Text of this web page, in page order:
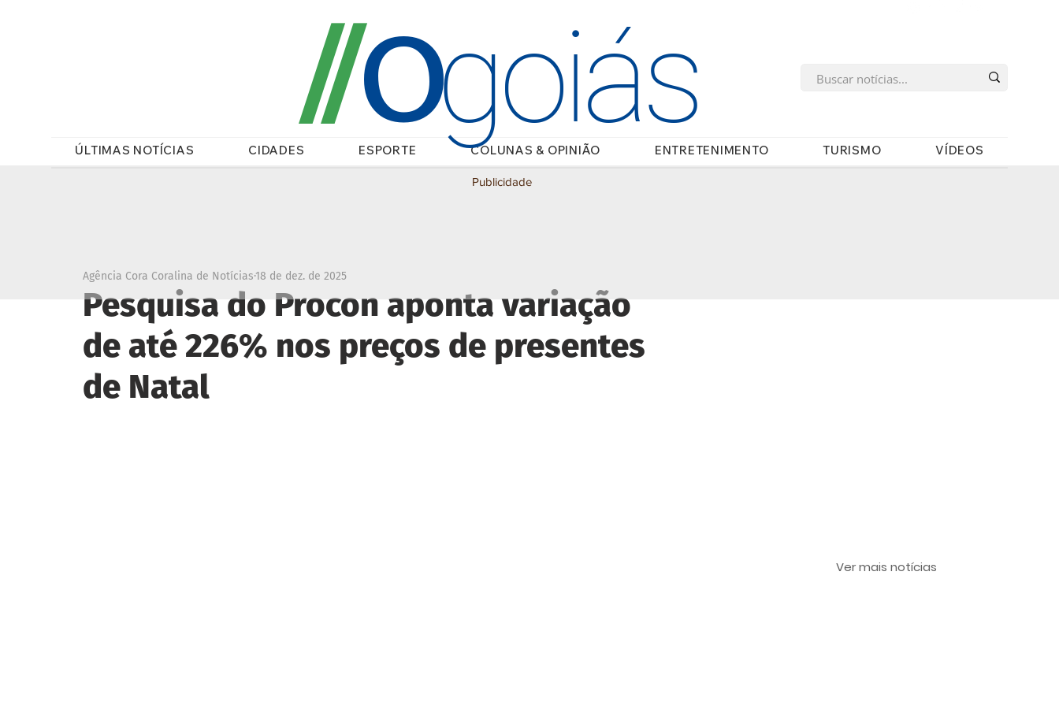
ÚLTIMAS NOTÍCIAS CIDADES ESPORTE COLUNAS & OPINIÃO ENTRETENIMENTO TURISMO VÍDEOS
//Ogoiás
Pesquisa do Procon aponta variação
de até 226% nos preços de presentes
de Natal
Agência Cora Coralina de Notícias18 de dez. de 2025
Publicidade
Ver mais notícias